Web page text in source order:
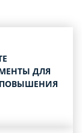
ДЛЯ